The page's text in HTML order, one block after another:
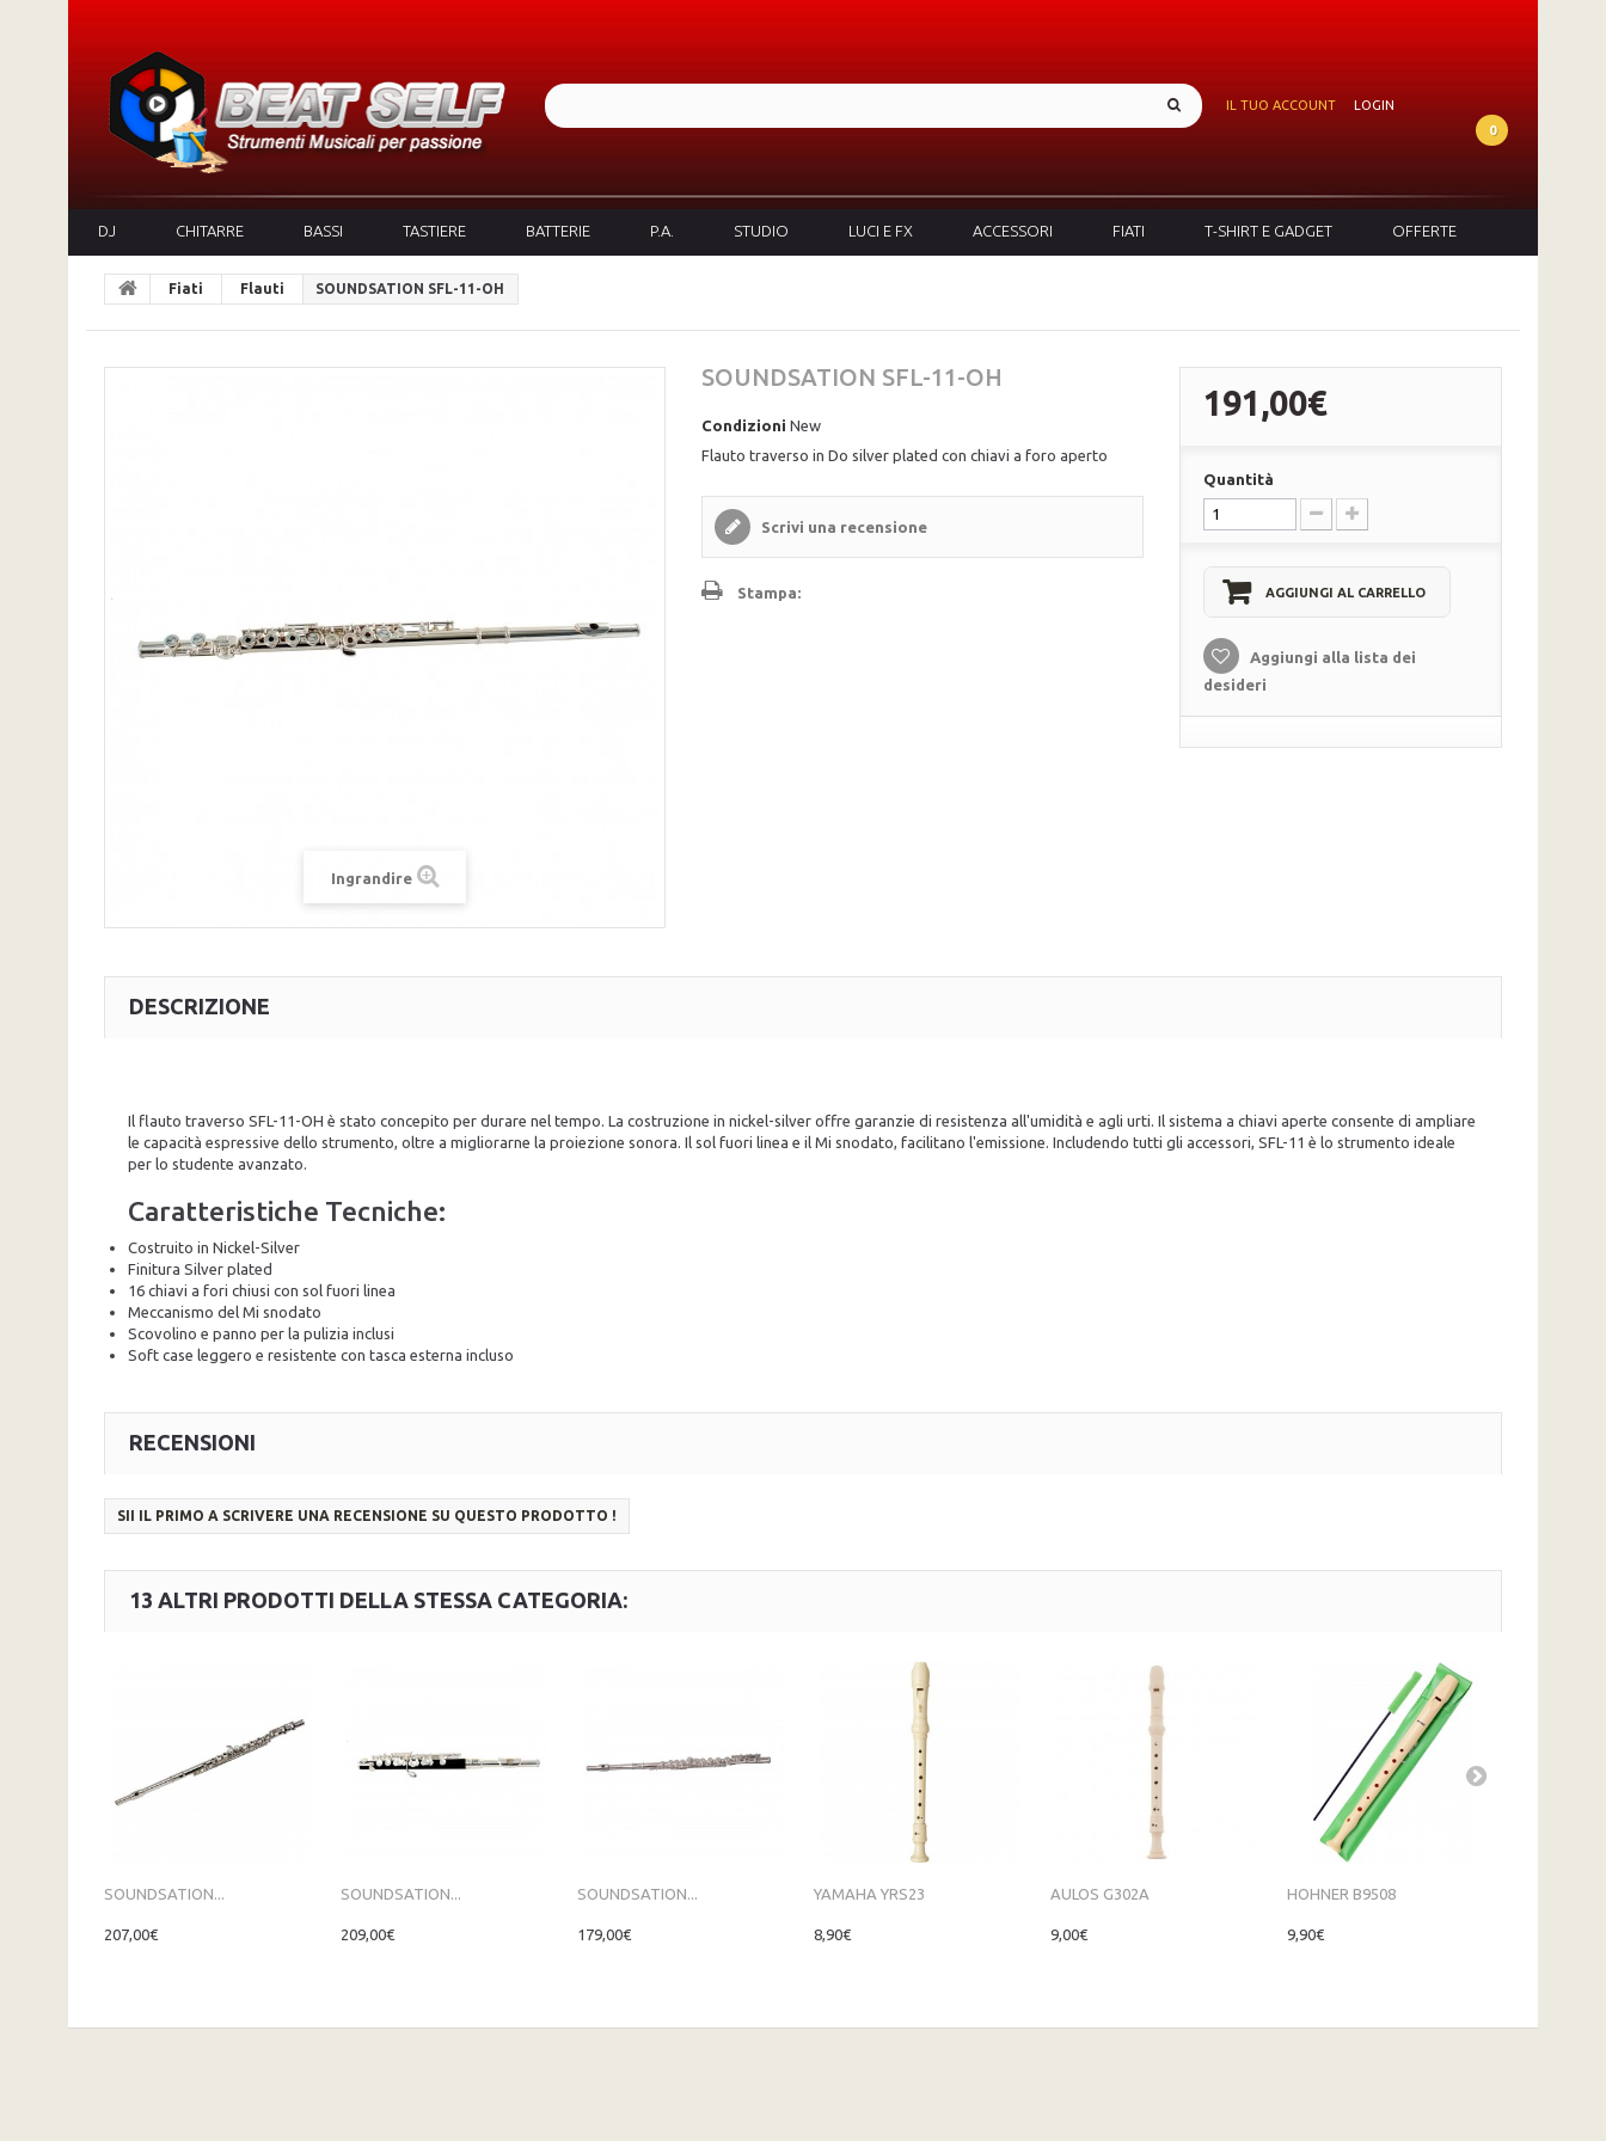
IL TUO ACCOUNT
LOGIN
0
DJ CHITARRE BASSI TASTIERE BATTERIE P.A. STUDIO LUCI E FX ACCESSORI FIATI T-SHIRT E GADGET OFFERTE
Fiati Flauti SOUNDSATION SFL-11-OH
Ingrandire
SOUNDSATION SFL-11-OH
Condizioni New
Flauto traverso in Do silver plated con chiavi a foro aperto
Scrivi una recensione
Stampa:
191,00€
Quantità
AGGIUNGI AL CARRELLO
Aggiungi alla lista dei
desideri
DESCRIZIONE
Il flauto traverso SFL-11-OH è stato concepito per durare nel tempo. La costruzione in nickel-silver offre garanzie di resistenza all'umidità e agli urti. Il sistema a chiavi aperte consente di ampliare
le capacità espressive dello strumento, oltre a migliorarne la proiezione sonora. Il sol fuori linea e il Mi snodato, facilitano l'emissione. Includendo tutti gli accessori, SFL-11 è lo strumento ideale
per lo studente avanzato.
Caratteristiche Tecniche:
Costruito in Nickel-Silver
Finitura Silver plated
16 chiavi a fori chiusi con sol fuori linea
Meccanismo del Mi snodato
Scovolino e panno per la pulizia inclusi
Soft case leggero e resistente con tasca esterna incluso
RECENSIONI
SII IL PRIMO A SCRIVERE UNA RECENSIONE SU QUESTO PRODOTTO !
13 ALTRI PRODOTTI DELLA STESSA CATEGORIA:
SOUNDSATION...
207,00€
SOUNDSATION...
209,00€
SOUNDSATION...
179,00€
YAMAHA YRS23
8,90€
AULOS G302A
9,00€
HOHNER B9508
9,90€